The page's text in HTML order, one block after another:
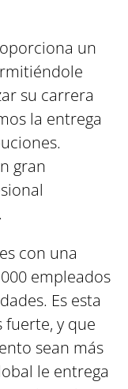
un
su carrera
la entrega
gran
con una
empleados
Es esta
fuerte, y que
sean más
le entrega